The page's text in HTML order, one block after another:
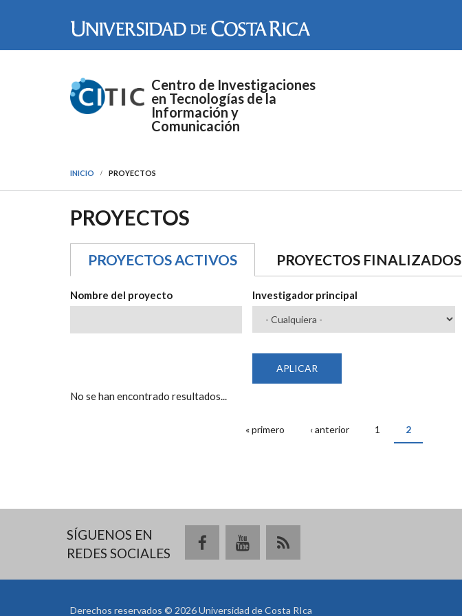
Centro de Investigaciones
en Tecnologías de la
Información y
Comunicación
INICIO PROYECTOS
PROYECTOS
PROYECTOS ACTIVOS (SOLAPA ACTIVA)
PROYECTOS FINALIZADOS
Nombre del proyecto Investigador principal
No se han encontrado resultados...
« primero ‹ anterior 1 2
SÍGUENOS EN
REDES SOCIALES
Derechos reservados © 2026 Universidad de Costa RIca